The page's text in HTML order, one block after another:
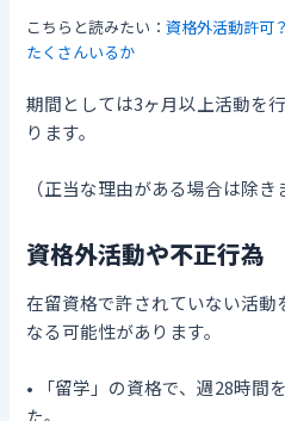
こちらと読みたい：資格外活動許可
たくさんいるか
期間としては3ヶ月以上活動を
ります。
（正当な理由がある場合は除き
資格外活動や不正行為
在留資格で許されていない活動
なる可能性があります。
• 「留学」の資格で、週28時間